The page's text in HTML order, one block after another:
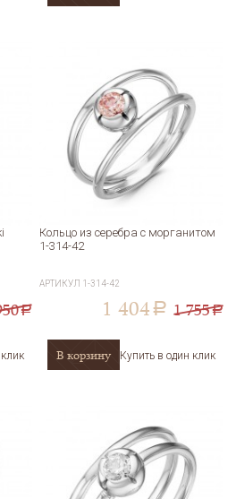
a
Кольцо из серебра с морганитом
1-314-42
АРТИКУЛ 1-314-42
1 404 a 1 755a
В корзину Купить в один клик